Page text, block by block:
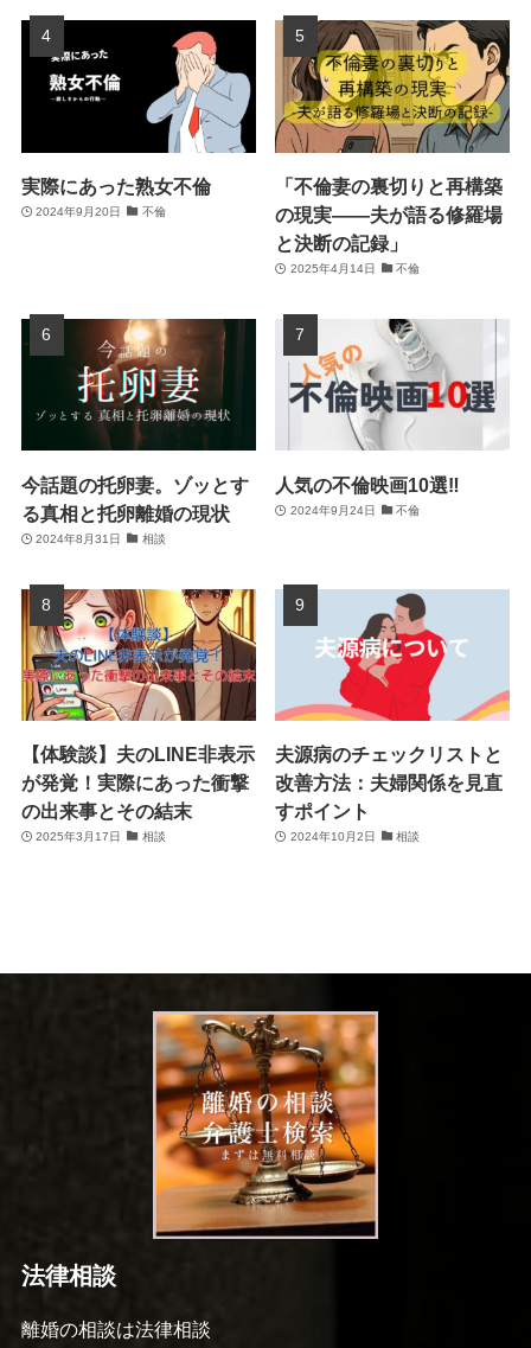
実際にあった熟女不倫
2024年9月20日 不倫
「不倫妻の裏切りと再構築
の現実――夫が語る修羅場
と決断の記録」
2025年4月14日 不倫
今話題の托卵妻。ゾッとす
る真相と托卵離婚の現状
2024年8月31日 相談
人気の不倫映画10選‼
2024年9月24日 不倫
【体験談】夫のLINE非表示
が発覚！実際にあった衝撃
の出来事とその結末
2025年3月17日 相談
夫源病のチェックリストと
改善方法：夫婦関係を見直
すポイント
2024年10月2日 相談
法律相談
離婚の相談は法律相談